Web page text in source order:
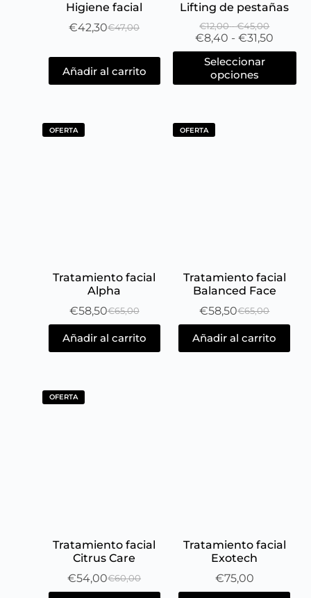
Higiene facial
€47,00
€42,30
Añadir al carrito
Lifting de pestañas
€12,00 - €45,00
€8,40 - €31,50
Seleccionar
opciones
OFERTA
Tratamiento facial
Alpha
€65,00
€58,50
Añadir al carrito
OFERTA
Tratamiento facial
Balanced Face
€65,00
€58,50
Añadir al carrito
OFERTA
Tratamiento facial
Citrus Care
€60,00
€54,00
Tratamiento facial
Exotech
€75,00